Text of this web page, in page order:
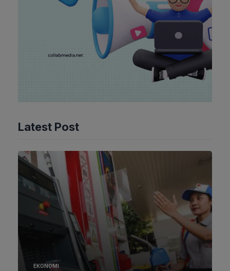
Latest Post
EKONOMI